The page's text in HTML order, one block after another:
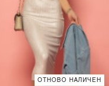
ОТНОВО НАЛИЧЕН